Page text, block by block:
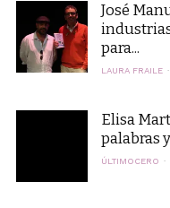
José
para...
LAURA FRAILE
Elisa
palabras
ÚLTIMOCERO